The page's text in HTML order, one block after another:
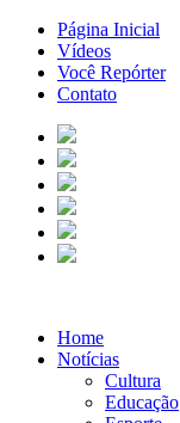
Página Inicial
Vídeos
Você Repórter
Contato
Home
Notícias
Cultura
Educação